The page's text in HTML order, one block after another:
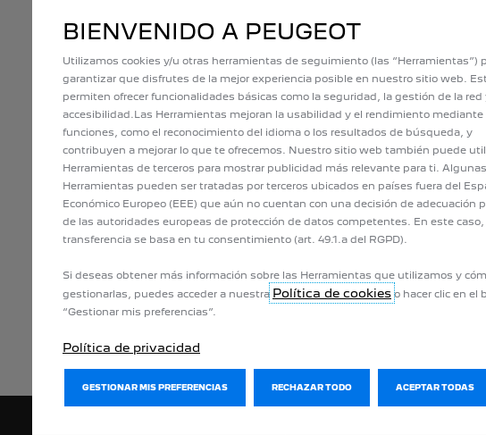
BIENVENIDO A PEUGEOT
Utilizamos cookies y/u otras herramientas de seguimiento (las “Herramientas”)
garantizar que disfrutes de la mejor experiencia posible en nuestro sitio web.
permiten ofrecer funcionalidades básicas como la seguridad, la gestión de la red
accesibilidad.Las Herramientas mejoran la usabilidad y el rendimiento mediante
funciones, como el reconocimiento del idioma o los resultados de búsqueda, y
contribuyen a mejorar lo que te ofrecemos. Nuestro sitio web también puede
Herramientas de terceros para mostrar publicidad más relevante para ti. Algunas
Herramientas pueden ser tratadas por terceros ubicados en países fuera del
Económico Europeo (EEE) que aún no cuentan con una decisión de adecuación
de las autoridades europeas de protección de datos competentes. En este caso,
transferencia se basa en tu consentimiento (art. 49.1.a del RGPD).
Si deseas obtener más información sobre las Herramientas que utilizamos y
gestionarlas, puedes acceder a nuestra Política de cookies o hacer clic en el
“Gestionar mis preferencias”.
Política de privacidad
GESTIONAR MIS PREFERENCIAS ACEPTAR TODAS
RECHAZAR TODO